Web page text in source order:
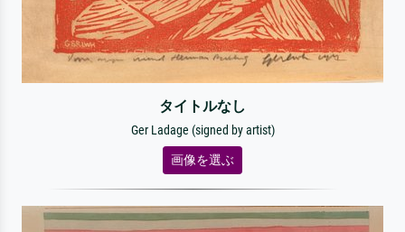
タイトルなし
Ger Ladage (signed by artist)
画像を選ぶ